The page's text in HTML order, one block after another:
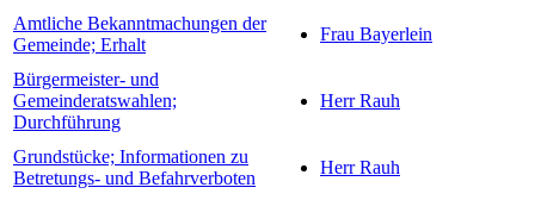
Amtliche Bekanntmachungen der
Gemeinde; Erhalt
Frau Bayerlein
Bürgermeister- und
Gemeinderatswahlen;
Durchführung
Herr Rauh
Grundstücke; Informationen zu
Betretungs- und Befahrverboten
Herr Rauh